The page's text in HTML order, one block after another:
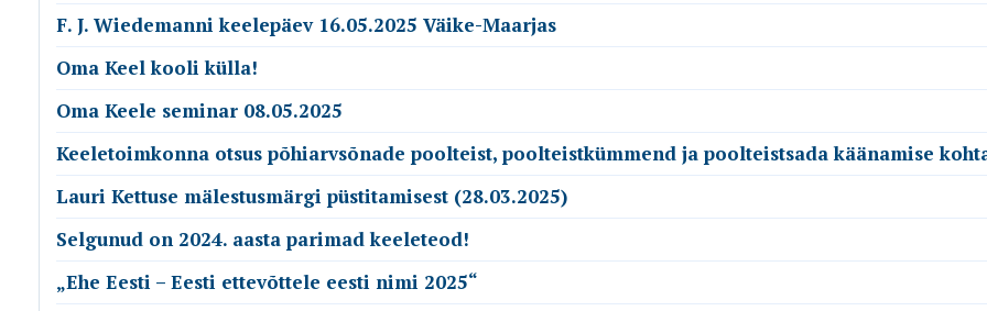
F. J. Wiedemanni keelepäev 16.05.2025 Väike-Maarjas
Oma Keel kooli külla!
Oma Keele seminar 08.05.2025
Keeletoimkonna otsus põhiarvsõnade poolteist, poolteistkümmend ja poolteistsada käänamise
Lauri Kettuse mälestusmärgi püstitamisest (28.03.2025)
Selgunud on 2024. aasta parimad keeleteod!
„Ehe Eesti – Eesti ettevõttele eesti nimi 2025“